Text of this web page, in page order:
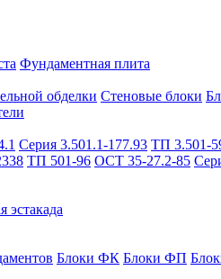
Фундаментная плита
обделки Стеновые блоки
Серия 3.501.1-177.93 ТП 3.501-
ТП 501-96 ОСТ 35-27.2-85
эстакада
Блоки ФК Блоки ФП